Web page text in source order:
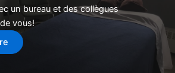
un bureau et des collègues
vous!